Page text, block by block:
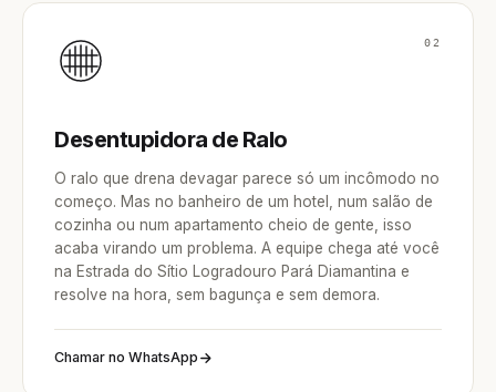
02
Desentupidora de Ralo
O ralo que drena devagar parece só um incômodo no
começo. Mas no banheiro de um hotel, num salão de
cozinha ou num apartamento cheio de gente, isso
acaba virando um problema. A equipe chega até você
na Estrada do Sítio Logradouro Pará Diamantina e
resolve na hora, sem bagunça e sem demora.
Chamar no WhatsApp